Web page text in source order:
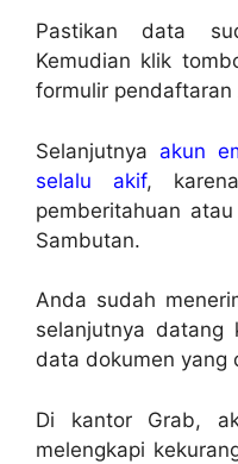
Pastikan data
Kemudian klik
formulir pendaftaran
Selanjutnya akun
selalu akif,
pemberitahuan
Sambutan.
Anda sudah
selanjutnya
data dokumen yang
Di kantor Grab,
melengkapi